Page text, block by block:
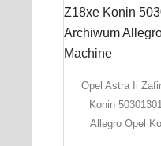
Opel Astra Ii
Konin
Allegro Opel